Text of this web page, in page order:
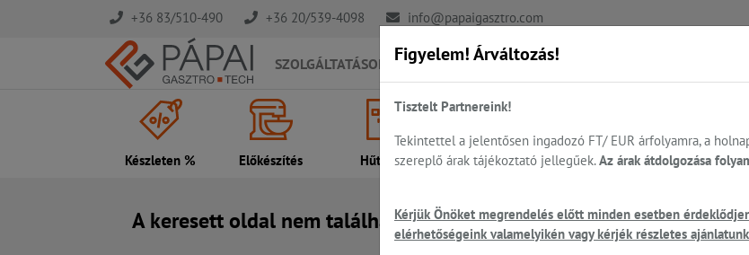
+36 83/510-490 +36 20/539-4098 info@papaigasztro.com
SZOLGÁLTATÁSOK REFERENCIÁK AKTUÁLIS
Készleten % Előkészítés Hűtés... Sütés - főzés Cukrászat... Mosogatás
A keresett oldal nem található
Figyelem! Árváltozás!
Tisztelt Partnereink!
Tekintettel a jelentősen ingadozó FT/ EUR árfolyamra, a
szereplő árak tájékoztató jellegűek. Az árak átdolgozása
Kérjük Önöket megrendelés előtt minden esetben
elérhetőségeink valamelyikén vagy kérjék részletes